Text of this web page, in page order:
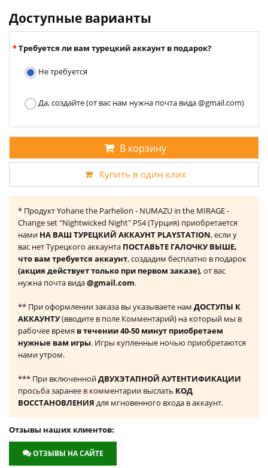
Доступные варианты
Требуется ли вам турецкий аккаунт в подарок?
Не требуется
Да, создайте (от вас нам нужна почта вида @gmail.com)
В корзину
Купить в один клик
* Продукт Yohane the Parhelion - NUMAZU in the MIRAGE -
Change set "Nightwicked Night" PS4 (Турция) приобретается
нами НА ВАШ ТУРЕЦКИЙ АККАУНТ PLAYSTATION, если у
вас нет Турецкого аккаунта ПОСТАВЬТЕ ГАЛОЧКУ ВЫШЕ,
что вам требуется аккаунт, создадим бесплатно в подарок
(акция действует только при первом заказе), от вас
нужна почта вида@gmail.com.
** При оформлении заказа вы указываете нам ДОСТУПЫ К
АККАУНТУ(вводите в поле Комментарий) на который мы в
рабочее время в течении 40-50 минут приобретаем
нужные вам игры. Игры купленные ночью приобретаются
нами утром.
*** При включеннойДВУХЭТАПНОЙ АУТЕНТИФИКАЦИИ
просьба заранее в комментарии выслать КОД
ВОССТАНОВЛЕНИЯ для мгновенного входа в аккаунт.
Отзывы наших клиентов:
ОТЗЫВЫ НА САЙТЕ